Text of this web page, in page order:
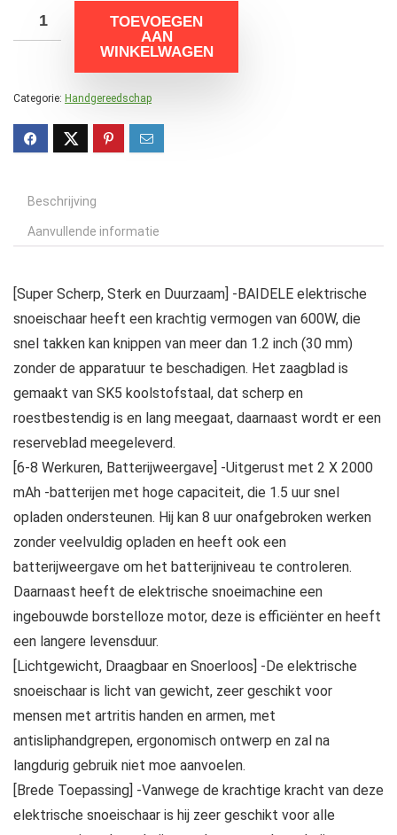
TOEVOEGEN
AAN
WINKELWAGEN
Categorie: Handgereedschap
Beschrijving
Aanvullende informatie
[Super Scherp, Sterk en Duurzaam] -BAIDELE elektrische
snoeischaar heeft een krachtig vermogen van 600W, die
snel takken kan knippen van meer dan 1.2 inch (30 mm)
zonder de apparatuur te beschadigen. Het zaagblad is
gemaakt van SK5 koolstofstaal, dat scherp en
roestbestendig is en lang meegaat, daarnaast wordt er een
reserveblad meegeleverd.
[6-8 Werkuren, Batterijweergave] -Uitgerust met 2 X 2000
mAh -batterijen met hoge capaciteit, die 1.5 uur snel
opladen ondersteunen. Hij kan 8 uur onafgebroken werken
zonder veelvuldig opladen en heeft ook een
batterijweergave om het batterijniveau te controleren.
Daarnaast heeft de elektrische snoeimachine een
ingebouwde borstelloze motor, deze is efficiënter en heeft
een langere levensduur.
[Lichtgewicht, Draagbaar en Snoerloos] -De elektrische
snoeischaar is licht van gewicht, zeer geschikt voor
mensen met artritis handen en armen, met
antisliphandgrepen, ergonomisch ontwerp en zal na
langdurig gebruik niet moe aanvoelen.
[Brede Toepassing] -Vanwege de krachtige kracht van deze
elektrische snoeischaar is hij zeer geschikt voor alle